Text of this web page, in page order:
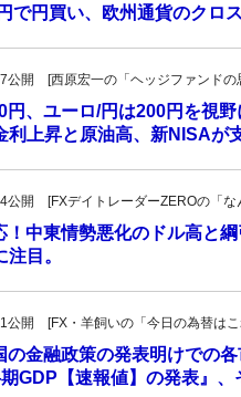
で円買い、欧州通貨のクロ
公開 [西原宏一の「ヘッジファンドの
円、ユーロ/円は200円を視
利上昇と原油高、新NISAが
公開 [FXデイトレーダーZEROの「な
！中東情勢悪化のドル高と
目。
公開 [FX・羊飼いの「今日の為替はこ
の金融政策の発表明けでの
GDP【速報値】の発表』